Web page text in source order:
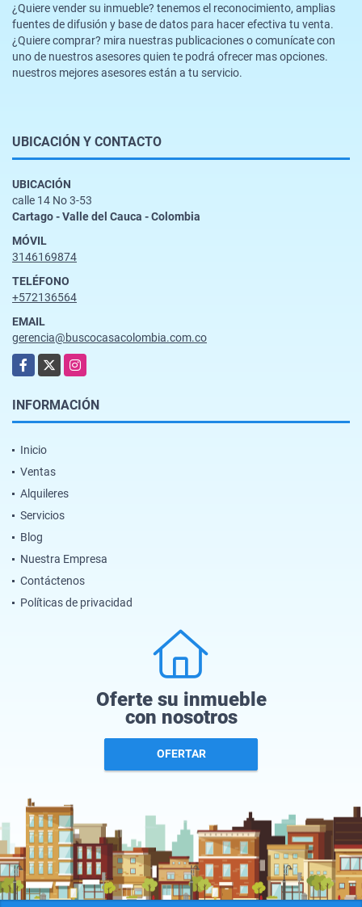
¿Quiere vender su inmueble? tenemos el reconocimiento, amplias
fuentes de difusión y base de datos para hacer efectiva tu venta.
¿Quiere comprar? mira nuestras publicaciones o comunícate con
uno de nuestros asesores quien te podrá ofrecer mas opciones.
nuestros mejores asesores están a tu servicio.
UBICACIÓN Y CONTACTO
UBICACIÓN
calle 14 No 3-53
Cartago - Valle del Cauca - Colombia
MÓVIL
3146169874
TELÉFONO
+572136564
EMAIL
gerencia@buscocasacolombia.com.co
Facebook
X Instagram
INFORMACIÓN
Inicio
Ventas
Alquileres
Servicios
Blog
Nuestra Empresa
Contáctenos
Políticas de privacidad
Oferte su inmueble
con nosotros
OFERTAR